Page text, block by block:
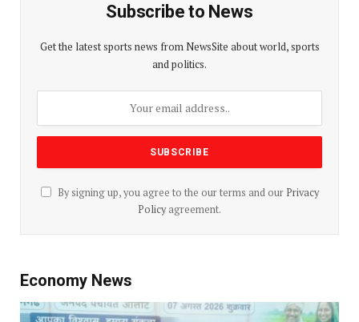
Subscribe to News
Get the latest sports news from NewsSite about world, sports
and politics.
By signing up, you agree to the our terms and our Privacy
Policyagreement.
Economy News